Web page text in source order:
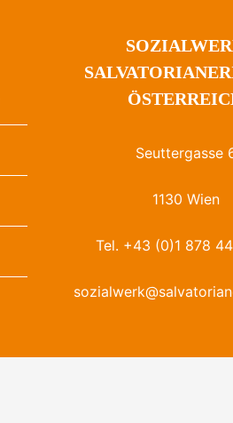
Seuttergasse
1130 Wien
Tel. +43 (0)1 878